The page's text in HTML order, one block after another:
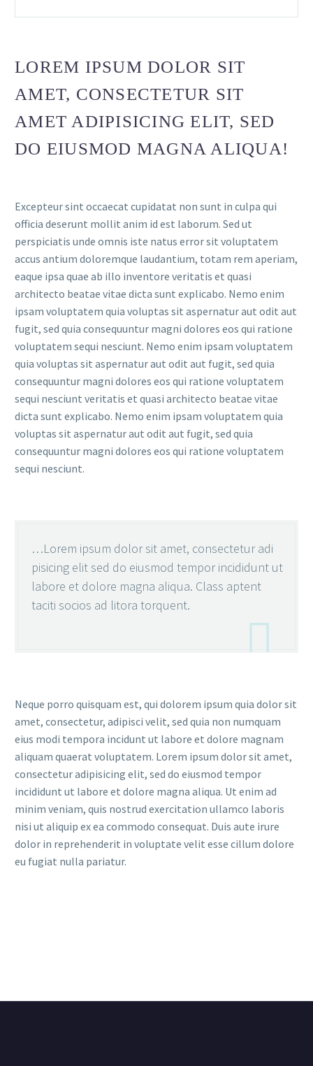
LOREM IPSUM DOLOR SIT
AMET, CONSECTETUR SIT
AMET ADIPISICING ELIT, SED
DO EIUSMOD MAGNA ALIQUA!
Excepteur sint occaecat cupidatat non sunt in culpa qui
officia deserunt mollit anim id est laborum. Sed ut
perspiciatis unde omnis iste natus error sit voluptatem
accus antium doloremque laudantium, totam rem aperiam,
eaque ipsa quae ab illo inventore veritatis et quasi
architecto beatae vitae dicta sunt explicabo. Nemo enim
ipsam voluptatem quia voluptas sit aspernatur aut odit aut
fugit, sed quia consequuntur magni dolores eos qui ratione
voluptatem sequi nesciunt. Nemo enim ipsam voluptatem
quia voluptas sit aspernatur aut odit aut fugit, sed quia
consequuntur magni dolores eos qui ratione voluptatem
sequi nesciunt veritatis et quasi architecto beatae vitae
dicta sunt explicabo. Nemo enim ipsam voluptatem quia
voluptas sit aspernatur aut odit aut fugit, sed quia
consequuntur magni dolores eos qui ratione voluptatem
sequi nesciunt.
…Lorem ipsum dolor sit amet, consectetur adi
pisicing elit sed do eiusmod tempor incididunt ut
labore et dolore magna aliqua. Class aptent
taciti socios ad litora torquent.

Neque porro quisquam est, qui dolorem ipsum quia dolor sit
amet, consectetur, adipisci velit, sed quia non numquam
eius modi tempora incidunt ut labore et dolore magnam
aliquam quaerat voluptatem. Lorem ipsum dolor sit amet,
consectetur adipisicing elit, sed do eiusmod tempor
incididunt ut labore et dolore magna aliqua. Ut enim ad
minim veniam, quis nostrud exercitation ullamco laboris
nisi ut aliquip ex ea commodo consequat. Duis aute irure
dolor in reprehenderit in voluptate velit esse cillum dolore
eu fugiat nulla pariatur.